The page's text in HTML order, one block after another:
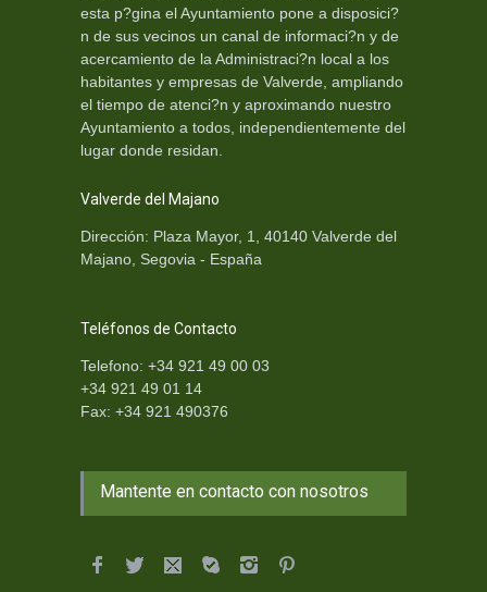
esta p?gina el Ayuntamiento pone a disposici?
n de sus vecinos un canal de informaci?n y de
acercamiento de la Administraci?n local a los
habitantes y empresas de Valverde, ampliando
el tiempo de atenci?n y aproximando nuestro
Ayuntamiento a todos, independientemente del
lugar donde residan.
Valverde del Majano
Dirección: Plaza Mayor, 1, 40140 Valverde del
Majano, Segovia - España
Teléfonos de Contacto
Telefono: +34 921 49 00 03
+34 921 49 01 14
Fax: +34 921 490376
Mantente en contacto con nosotros